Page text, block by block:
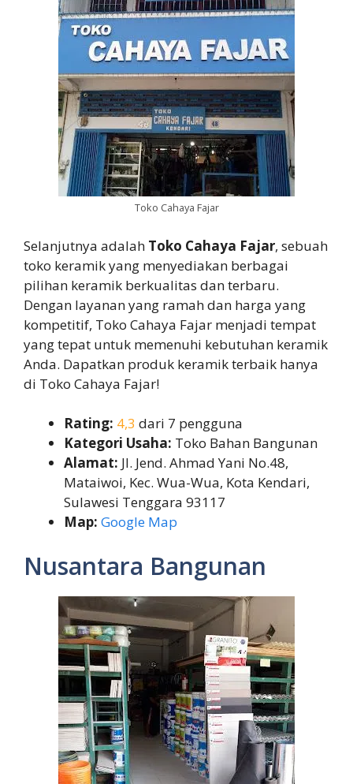
Toko Cahaya Fajar
Selanjutnya adalah Toko Cahaya Fajar, sebuah
toko keramik yang menyediakan berbagai
pilihan keramik berkualitas dan terbaru.
Dengan layanan yang ramah dan harga yang
kompetitif, Toko Cahaya Fajar menjadi tempat
yang tepat untuk memenuhi kebutuhan keramik
Anda. Dapatkan produk keramik terbaik hanya
di Toko Cahaya Fajar!
Rating: 4,3 dari 7 pengguna
Kategori Usaha: Toko Bahan Bangunan
Alamat: Jl. Jend. Ahmad Yani No.48,
Mataiwoi, Kec. Wua-Wua, Kota Kendari,
Sulawesi Tenggara 93117
Map: Google Map
Nusantara Bangunan